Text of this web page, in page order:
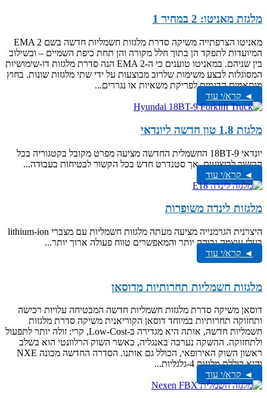
מלגזת מאניטו: 2 במחיר 1
מאניטו הצרפתייה משיקה סדרת מלגזות חשמליות חדשה בשם EMA 2
המיועדות לתפקד הן בתוך חלל מקורה והן תחת כיפת השמיים – ובשילוב
בין שניהם. במאניטו טוענים כי ה-EMA 2 הנה סדרת מלגזות דו-שימושיות
המסוגלות לבצע משימות שלרוב מבוצעות על ידי שתי מלגזות שונות. בחוץ
מותאמים הדגמים לפריקת משאיות או נגררים...
◄ קרא/י עוד
מלגזת 1.8 טון חדשה ליונדאי
יונדאי 18BT-9 החשמלית החדשה מציעה מפרט מקובל בקטגוריה בכל
הקשור לביצועים, אך סטנדרט חדש בכל הקשור לבטיחות בעבודה...
◄ קרא/י עוד
מלגזות לינדה משופרות
היצרנית הגרמנייה מציעה מעתה מלגזות חשמליות עם מצברי lithium-ion
בעלי עוצמה גבוהה יותר והמאפשרים טווח פעולה ארוך יותר...
◄ קרא/י עוד
מלגזות חשמליות תחרותיות מדוסאן
דוסאן משיקה סדרת מלגזות חשמליות חדשה המבטיחה עלויות רכישה
ותחזוקה תחרותיות במיוחד דוסאן הקוריאנית משיקה סדרת מלגזות
חשמליות חדשה, אותה היא מגדירה כ-Low-Cost, קרי: זולה יותר לתפעול
ולתחזוקה. ההשקה נערכה באנגליה, כאשר השוק הרלוונטי הוא בשלב
ראשון השוק האירופאי, הכולל גם אותנו. הסדרה החדשה מכונה NXE
והיא כוללת מלגזות 4-גלגליות...
◄ קרא/י עוד